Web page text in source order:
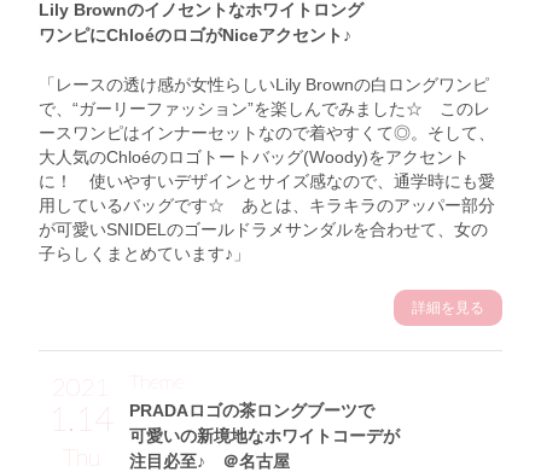
Lily Brownのイノセントなホワイトロング
ワンピにChloéのロゴがNiceアクセント♪
「レースの透け感が女性らしいLily Brownの白ロングワンピ
で、“ガーリーファッション”を楽しんでみました☆ このレ
ースワンピはインナーセットなので着やすくて◎。そして、
大人気のChloéのロゴトートバッグ(Woody)をアクセント
に！ 使いやすいデザインとサイズ感なので、通学時にも愛
用しているバッグです☆ あとは、キラキラのアッパー部分
が可愛いSNIDELのゴールドラメサンダルを合わせて、女の
子らしくまとめています♪」
詳細を見る
1.14
Thu
PRADAロゴの茶ロングブーツで
可愛いの新境地なホワイトコーデが
注目必至♪ ＠名古屋
Theme